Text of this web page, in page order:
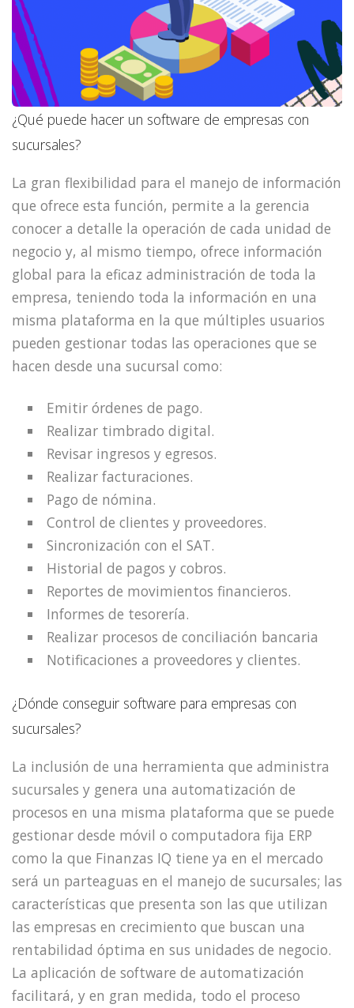
¿Qué puede hacer un software de empresas con
sucursales?
La gran flexibilidad para el manejo de información
que ofrece esta función, permite a la gerencia
conocer a detalle la operación de cada unidad de
negocio y, al mismo tiempo, ofrece información
global para la eficaz administración de toda la
empresa, teniendo toda la información en una
misma plataforma en la que múltiples usuarios
pueden gestionar todas las operaciones que se
hacen desde una sucursal como:
Emitir órdenes de pago.
Realizar timbrado digital.
Revisar ingresos y egresos.
Realizar facturaciones.
Pago de nómina.
Control de clientes y proveedores.
Sincronización con el SAT.
Historial de pagos y cobros.
Reportes de movimientos financieros.
Informes de tesorería.
Realizar procesos de conciliación bancaria
Notificaciones a proveedores y clientes.
¿Dónde conseguir software para empresas con
sucursales?
La inclusión de una herramienta que administra
sucursales y genera una automatización de
procesos en una misma plataforma que se puede
gestionar desde móvil o computadora fija ERP
como la que Finanzas IQ tiene ya en el mercado
será un parteaguas en el manejo de sucursales; las
características que presenta son las que utilizan
las empresas en crecimiento que buscan una
rentabilidad óptima en sus unidades de negocio.
La aplicación de software de automatización
facilitará, y en gran medida, todo el proceso